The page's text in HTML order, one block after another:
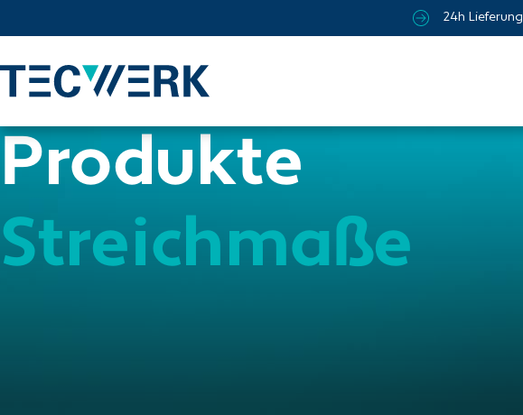
24h Lieferung
Produkte
Streichmaße